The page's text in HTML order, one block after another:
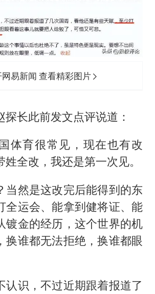
易新闻 查看精彩图片
长此前发文点评说道：
体育很常见，现在也有改
全改，我还是第一次见。
当然是这改完后能得到的东
全运会、能拿到健将证、能
镀金的经历，这个世界的机
换谁都无法拒绝，换谁都眼
认识，不过近期跟着报道了